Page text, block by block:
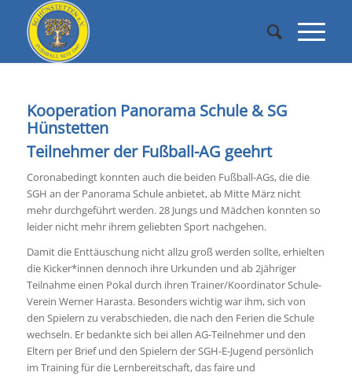
Kooperation Panorama Schule & SG
Hünstetten
Teilnehmer der Fußball-AG geehrt
Coronabedingt konnten auch die beiden Fußball-AGs, die die
SGH an der Panorama Schule anbietet, ab Mitte März nicht
mehr durchgeführt werden. 28 Jungs und Mädchen konnten so
leider nicht mehr ihrem geliebten Sport nachgehen.
Damit die Enttäuschung nicht allzu groß werden sollte, erhielten
die Kicker*innen dennoch ihre Urkunden und ab 2jähriger
Teilnahme einen Pokal durch ihren Trainer/Koordinator Schule-
Verein Werner Harasta. Besonders wichtig war ihm, sich von
den Spielern zu verabschieden, die nach den Ferien die Schule
wechseln. Er bedankte sich bei allen AG-Teilnehmer und den
Eltern per Brief und den Spielern der SGH-E-Jugend persönlich
im Training für die Lernbereitschaft, das faire und